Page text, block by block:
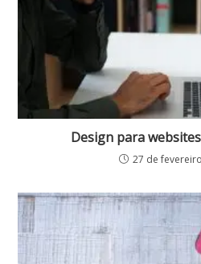
Design para
27 de